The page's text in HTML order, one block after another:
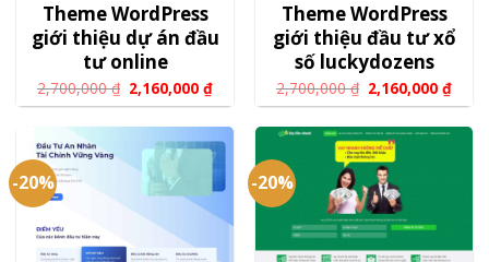
Theme WordPress
giới thiệu dự án đầu
tư online
2,700,000₫ 2,160,000₫
Theme WordPress
giới thiệu đầu tư xổ
số luckydozens
2,700,000₫ 2,160,000₫
-20% -20%